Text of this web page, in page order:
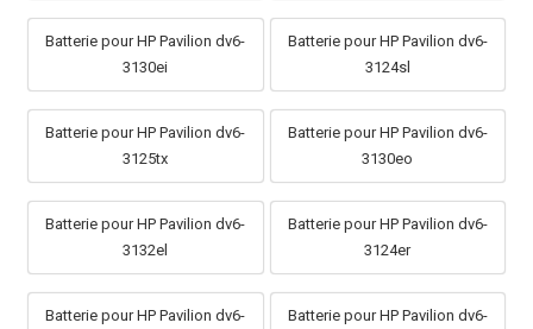
Batterie pour HP Pavilion dv6-
3130ei
Batterie pour HP Pavilion dv6-
3124sl
Batterie pour HP Pavilion dv6-
3125tx
Batterie pour HP Pavilion dv6-
3130eo
Batterie pour HP Pavilion dv6-
3132el
Batterie pour HP Pavilion dv6-
3124er
Batterie pour HP Pavilion dv6-
Batterie pour HP Pavilion dv6-